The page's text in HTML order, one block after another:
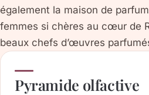
également la maison de
femmes si chères au cœur de
beaux chefs d’œuvres
Pyramide olfactive